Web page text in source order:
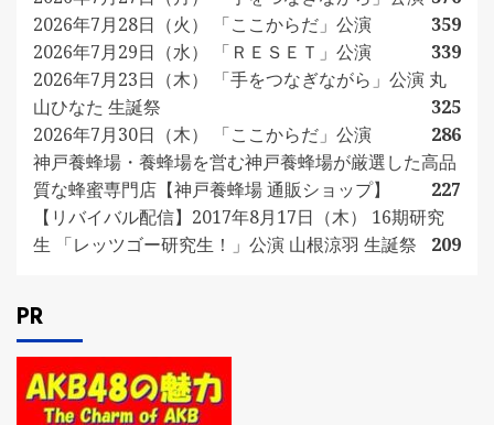
2026年7月28日（火） 「ここからだ」公演
359
2026年7月29日（水） 「ＲＥＳＥＴ」公演
339
2026年7月23日（木） 「手をつなぎながら」公演 丸
山ひなた 生誕祭
325
2026年7月30日（木） 「ここからだ」公演
286
神戸養蜂場・養蜂場を営む神戸養蜂場が厳選した高品
質な蜂蜜専門店【神戸養蜂場 通販ショップ】
227
【リバイバル配信】2017年8月17日（木） 16期研究
生 「レッツゴー研究生！」公演 山根涼羽 生誕祭
209
PR